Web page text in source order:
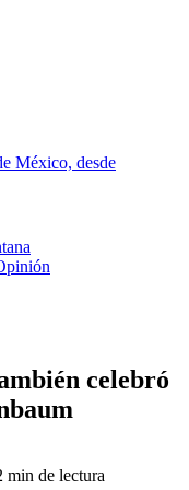
México, desde
celebró
min de lectura